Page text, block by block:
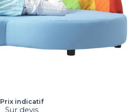
Prix indicatif
Sur devis